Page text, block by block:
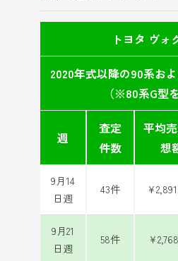
トヨタ ヴォ
2020年式以降の90系お
（※80系G型
週
査定
件数
平均
想
9月14
日週
43件
9月21
日週
58件